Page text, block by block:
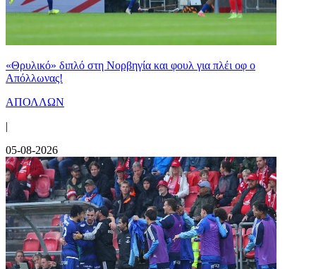
«Θρυλικό» διπλό στη Νορβηγία και φουλ για πλέι οφ ο
Απόλλωνας!
ΑΠΟΛΛΩΝ
|
05-08-2026